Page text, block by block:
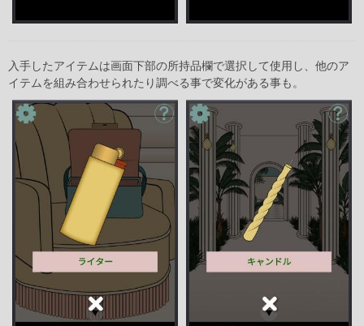
入手したアイテムは画面下部の所持品欄で選択して使用し、他のア
イテムを組み合わせられたり調べる事で変化がある事も。